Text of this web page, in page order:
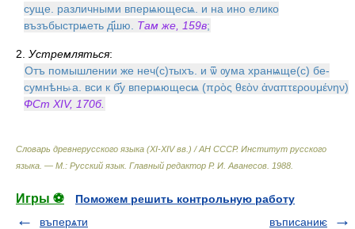
суще. различными вперѩющесѩ. и на ино елико
възъбыстрѩеть д҃шю. Там же, 159в;
2. Устремляться:
Отъ помышлении же неч(с)тыхъ. и ѿ ѹма хранѩще(с) бе-
сумнѣнь˫а. вси к б҃у вперѩющесѩ (πρὸς θεὸν ἀναπτερουμένην)
ФСт XIV, 170б.
Словарь древнерусского языка (XI-XIV вв.) / АН СССР. Институт русского
языка. — М.: Русский язык. Главный редактор Р. И. Аванесов 1988
Игры ⚽
Поможем решить контрольную работу
въперѧти
въписаниѥ